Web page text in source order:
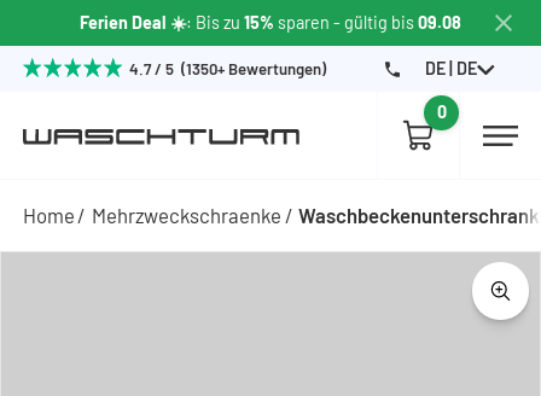
Ferien Deal ☀️: Bis zu 15% sparen - gültig bis09.08
4.7 / 5 (1350+ Bewertungen) DE | DE
0
Home Mehrzweckschraenke